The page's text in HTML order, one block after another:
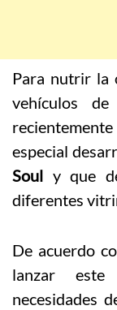
Para nutrir la
vehículos
especial
Soul y que
diferentes
De acuerdo
lanzar
necesidades